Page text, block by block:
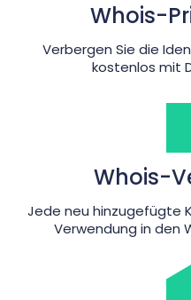
Whois-
Verbergen Sie die
kostenlos mit
Whois-
Jede neu hinzugefügte
Verwendung in den